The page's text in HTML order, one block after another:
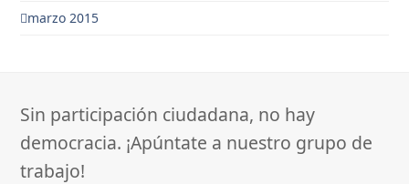
marzo 2015
Sin participación ciudadana, no hay
democracia. ¡Apúntate a nuestro grupo de
trabajo!